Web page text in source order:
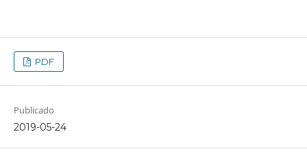
PDF
Publicado
2019-05-24